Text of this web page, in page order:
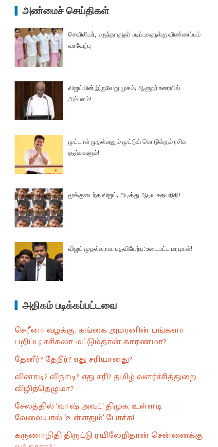
அண்மைச் செய்திகள்
செவிலியர், மருந்தாளுநர் படிப்புகளுக்கு விண்ணப்பம்
வரவேற்பு
விஜய்யின் இருவேறு முகம்; ஆளுநர் உரையில்
அம்பலம்!
முட்டாள் முதல்வனும் முட்டுக் கொடுக்கும் ரசிக
குஞ்சுகளும்!
மூக்குடைந்த விஜய்; அடித்து ஆடிய உதயநிதி!
விஜய் முதல்வராக பதவியேற்பு; உடைபட்ட மரபுகள்!
அதிகம் படிக்கப்பட்டவை
செரீனா வழக்கு, கங்கை அமரனின் பங்களா
பறிப்பு; சசிகலா மட்டும்தான் காரணமா?
தேனீர்? தேநீர்? எது சரியானது?
வினாடி? விநாடி? எது சரி? தமிழ் வளர்ச்சித்துறை
விழித்தெழுமா?
சேலத்தில் ‘வாஷ் அவுட்’ திமுக; உள்ளடி
வேலையால் ‘உள்ளதும்’ போச்சு!
கருணாநிதி திருட்டு ரயிலேறிதான் சென்னைக்கு